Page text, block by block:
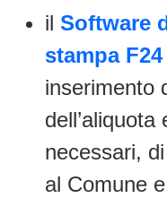
il Software
stampa F24
inserimento
necessari,
al Comune